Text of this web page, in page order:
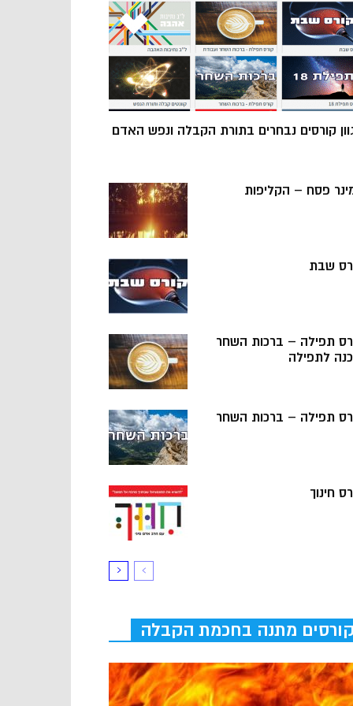
קורסים נבחרים בתורת הקבלה ונפש האדם
פסח – הקליפות
שבת
תפילה – ברכות השחר
לתפילה
תפילה – ברכות השחר
חינוך
קורסים מתנה בחכמת הקבלה